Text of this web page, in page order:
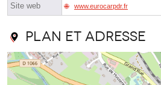
Site web www.eurocarpdr.fr
Plan et adresse